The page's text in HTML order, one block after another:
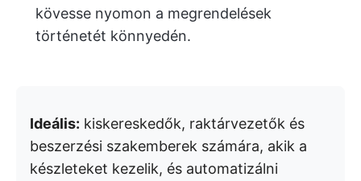
kövesse nyomon a megrendelések
történetét könnyedén.
Ideális: kiskereskedők, raktárvezetők és
beszerzési szakemberek számára, akik a
készleteket kezelik, és automatizálni